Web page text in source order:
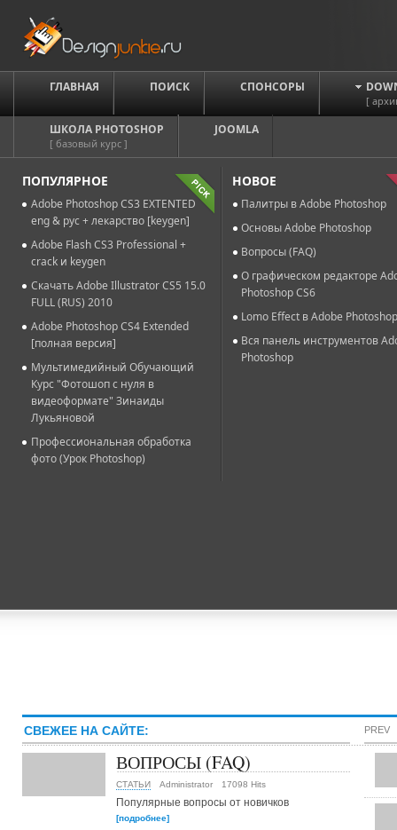
ГЛАВНАЯ ПОИСК СПОНСОРЫ
[
ШКОЛА PHOTOSHOP
[ базовый курс ]
JOOMLA
ПОПУЛЯРНОЕ
Adobe Photoshop CS3 EXTENTED
eng & рус + лекарство [keygen]
Adobe Flash CS3 Professional +
crack и keygen
Скачать Adobe Illustrator CS5 15.0
FULL (RUS) 2010
Adobe Photoshop CS4 Extended
[полная версия]
Мультимедийный Обучающий
Курс "Фотошоп с нуля в
видеоформате" Зинаиды
Лукьяновой
Профессиональная обработка
фото (Урок Photoshop)
НОВОЕ
Палитры в Adobe Photoshop
Основы Adobe Photoshop
Вопросы (FAQ)
О графическом редакторе
Photoshop CS6
Lomo Effect в Adobe
Вся панель инструментов
Photoshop
СВЕЖЕЕ НА САЙТЕ:
ВОПРОСЫ (FAQ)
СТАТЬИ Administrator 17098 Hits
Популярные вопросы от новичков
[подробнее]
PREV